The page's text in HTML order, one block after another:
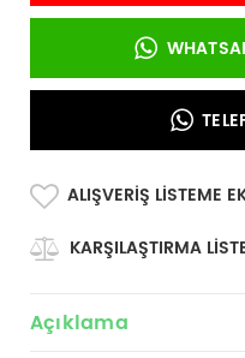
ALIŞVERIŞ LISTEME
KARŞILAŞTIRMA
Açıklama